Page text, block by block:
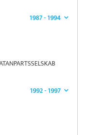
1987 - 1994
1992 - 1997